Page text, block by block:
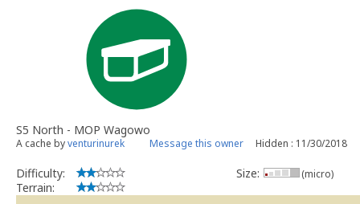
S5 North - MOP Wagowo
A cache byventurinurek Message this owner Hidden : 11/30/2018
Difficulty:
Terrain:
Size: (micro)